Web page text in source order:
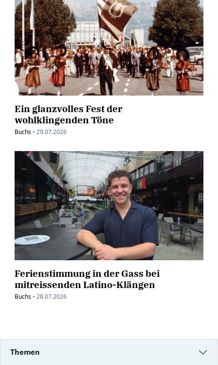
Ein glanzvolles Fest der
wohlklingenden Töne
Buchs • 29.07.2026
Ferienstimmung in der Gass bei
mitreissenden Latino-Klängen
Buchs • 28.07.2026
Themen